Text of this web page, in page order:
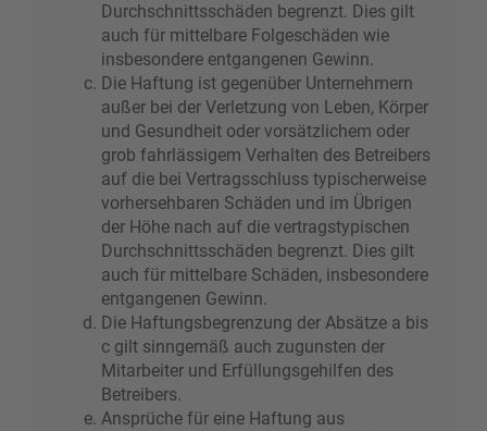
Durchschnittsschäden begrenzt. Dies gilt
auch für mittelbare Folgeschäden wie
insbesondere entgangenen Gewinn.
Die Haftung ist gegenüber Unternehmern
außer bei der Verletzung von Leben, Körper
und Gesundheit oder vorsätzlichem oder
grob fahrlässigem Verhalten des Betreibers
auf die bei Vertragsschluss typischerweise
vorhersehbaren Schäden und im Übrigen
der Höhe nach auf die vertragstypischen
Durchschnittsschäden begrenzt. Dies gilt
auch für mittelbare Schäden, insbesondere
entgangenen Gewinn.
Die Haftungsbegrenzung der Absätze a bis
c gilt sinngemäß auch zugunsten der
Mitarbeiter und Erfüllungsgehilfen des
Betreibers.
Ansprüche für eine Haftung aus